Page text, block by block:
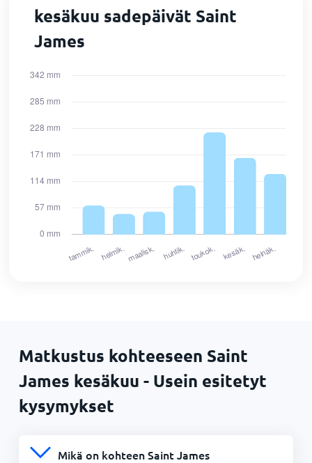
kesäkuu sadepäivät Saint
James
Matkustus kohteeseen Saint
James kesäkuu - Usein esitetyt
kysymykset
Mikä on kohteen Saint James